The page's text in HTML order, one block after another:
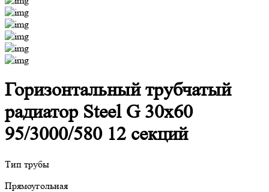
Горизонтальный трубчатый
радиатор Steel G 30х60
95/3000/580 12 секций
Тип трубы
Прямоугольная